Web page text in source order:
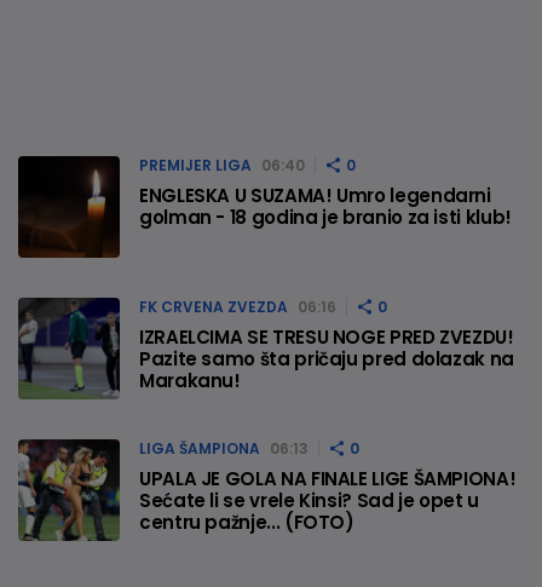
PREMIJER LIGA 06:40 0
ENGLESKA U SUZAMA! Umro legendarni
golman - 18 godina je branio za isti klub!
FK CRVENA ZVEZDA 06:16 0
IZRAELCIMA SE TRESU NOGE PRED ZVEZDU!
Pazite samo šta pričaju pred dolazak na
Marakanu!
LIGA ŠAMPIONA 06:13 0
UPALA JE GOLA NA FINALE LIGE ŠAMPIONA!
Sećate li se vrele Kinsi? Sad je opet u
centru pažnje... (FOTO)